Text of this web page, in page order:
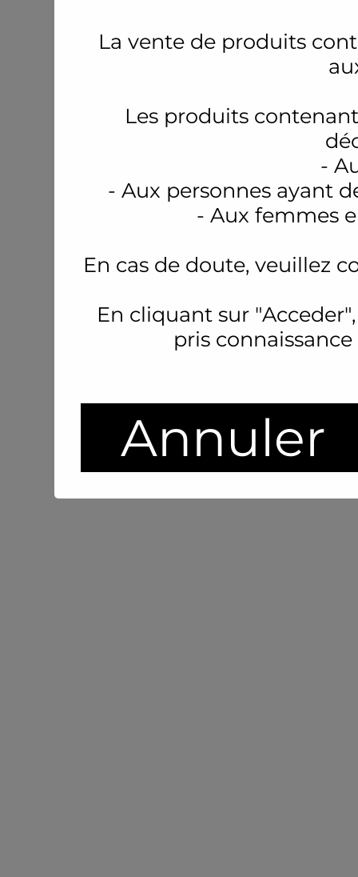
La vente de produits
Les produits
-
- Aux personnes ayant
- Aux femmes
En cas de doute, veuillez
En cliquant sur
pris
Annuler